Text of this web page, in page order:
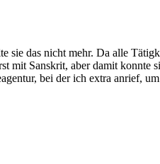
sie das nicht mehr. Da alle
mit Sanskrit, aber damit
bei der ich extra anrief,